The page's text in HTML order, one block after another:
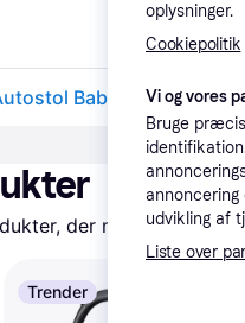
Baby, Essential
der matcher dine
Trender
oplysninger.
Cookiepolitik
Vi og vores
Bruge
annoncering
udvikling af
Liste over